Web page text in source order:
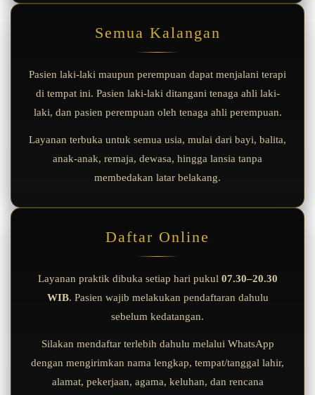
Semua Kalangan
Pasien laki-laki maupun perempuan dapat menjalani terapi
di tempat ini. Pasien laki-laki ditangani tenaga ahli laki-
laki, dan pasien perempuan oleh tenaga ahli perempuan.
Layanan terbuka untuk semua usia, mulai dari bayi, balita,
anak-anak, remaja, dewasa, hingga lansia tanpa
membedakan latar belakang.
Daftar Online
Layanan praktik dibuka setiap hari pukul 07.30–20.30
WIB. Pasien wajib melakukan pendaftaran dahulu
sebelum kedatangan.
Silakan mendaftar terlebih dahulu melalui WhatsApp
dengan mengirimkan nama lengkap, tempat/tanggal lahir,
alamat, pekerjaan, agama, keluhan, dan rencana